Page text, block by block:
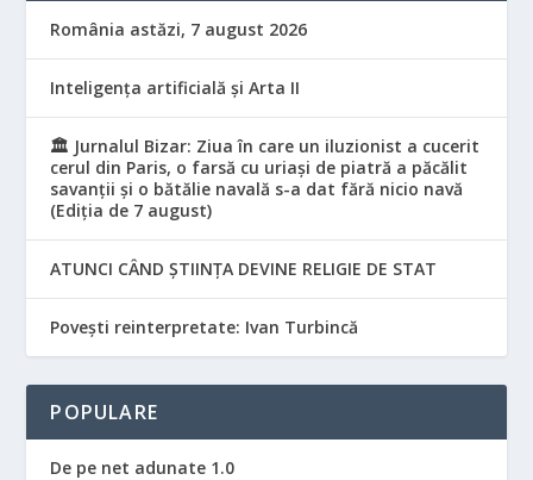
România astăzi, 7 august 2026
Inteligența artificială și Arta II
🏛️ Jurnalul Bizar: Ziua în care un iluzionist a cucerit
cerul din Paris, o farsă cu uriași de piatră a păcălit
savanții și o bătălie navală s-a dat fără nicio navă
(Ediția de 7 august)
ATUNCI CÂND ȘTIINȚA DEVINE RELIGIE DE STAT
Povești reinterpretate: Ivan Turbincă
POPULARE
De pe net adunate 1.0